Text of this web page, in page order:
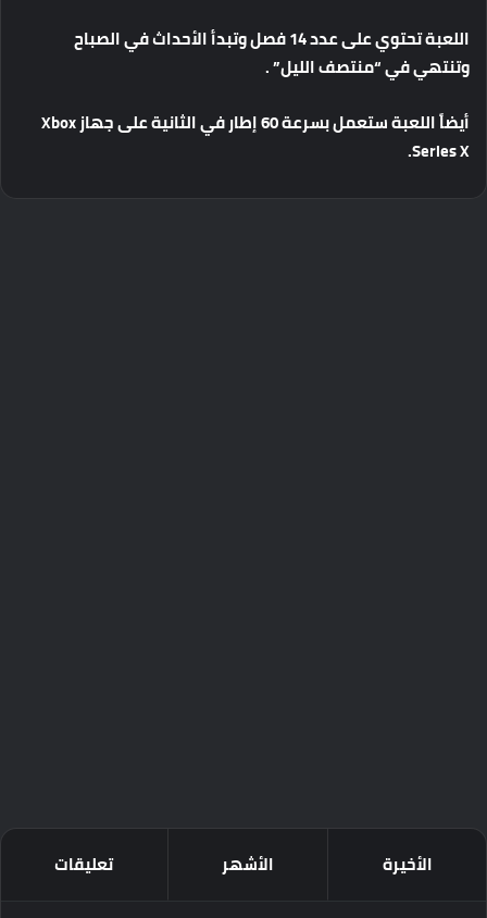
اللعبةتحتويعلىعدد فصلوتبدأالأحداثفيالصباح
وتنتهيفي“منتصفالليل” .
أيضاًاللعبةستعملبسرعة إطارفيالثانيةعلىجهازXbox
Series X.
الأخيرة الأشهر تعليقات